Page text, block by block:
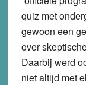
quiz met
gewoon een
over
Daarbij werd
niet altijd met